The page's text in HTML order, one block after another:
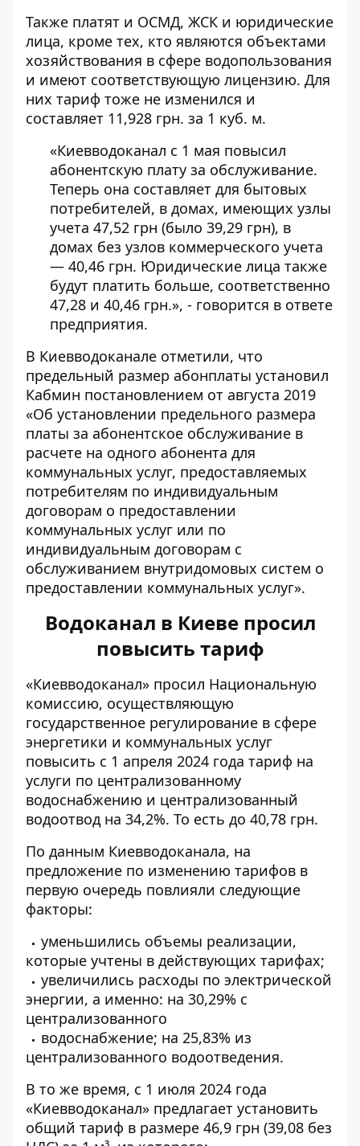
Также платят и ОСМД, ЖСК и юридические
лица, кроме тех, кто являются объектами
хозяйствования в сфере водопользования
и имеют соответствующую лицензию. Для
них тариф тоже не изменился и
составляет 11,928 грн. за 1 куб. м.
«Киевводоканал с 1 мая повысил
абонентскую плату за обслуживание.
Теперь она составляет для бытовых
потребителей, в домах, имеющих узлы
учета 47,52 грн (было 39,29 грн), в
домах без узлов коммерческого учета
— 40,46 грн. Юридические лица также
будут платить больше, соответственно
47,28 и 40,46 грн.», - говорится в ответе
предприятия.
В Киевводоканале отметили, что
предельный размер абонплаты установил
Кабмин постановлением от августа 2019
«Об установлении предельного размера
платы за абонентское обслуживание в
расчете на одного абонента для
коммунальных услуг, предоставляемых
потребителям по индивидуальным
договорам о предоставлении
коммунальных услуг или по
индивидуальным договорам с
обслуживанием внутридомовых систем о
предоставлении коммунальных услуг».
Водоканал в Киеве просил
повысить тариф
«Киевводоканал» просил Национальную
комиссию, осуществляющую
государственное регулирование в сфере
энергетики и коммунальных услуг
повысить с 1 апреля 2024 года тариф на
услуги по централизованному
водоснабжению и централизованный
водоотвод на 34,2%. То есть до 40,78 грн.
По данным Киевводоканала, на
предложение по изменению тарифов в
первую очередь повлияли следующие
факторы:
уменьшились объемы реализации,
которые учтены в действующих тарифах;
увеличились расходы по электрической
энергии, а именно: на 30,29% с
централизованного
водоснабжение; на 25,83% из
централизованного водоотведения.
В то же время, с 1 июля 2024 года
«Киевводоканал» предлагает установить
общий тариф в размере 46,9 грн (39,08 без